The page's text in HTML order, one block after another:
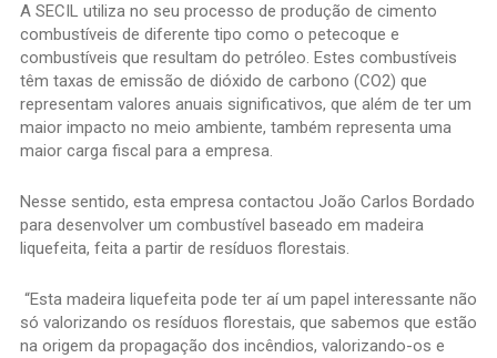
A SECIL utiliza no seu processo de produção de cimento
combustíveis de diferente tipo como o petecoque e
combustíveis que resultam do petróleo. Estes combustíveis
têm taxas de emissão de dióxido de carbono (CO2) que
representam valores anuais significativos, que além de ter um
maior impacto no meio ambiente, também representa uma
maior carga fiscal para a empresa.
Nesse sentido, esta empresa contactou João Carlos Bordado
para desenvolver um combustível baseado em madeira
liquefeita, feita a partir de resíduos florestais.
“Esta madeira liquefeita pode ter aí um papel interessante não
só valorizando os resíduos florestais, que sabemos que estão
na origem da propagação dos incêndios, valorizando-os e